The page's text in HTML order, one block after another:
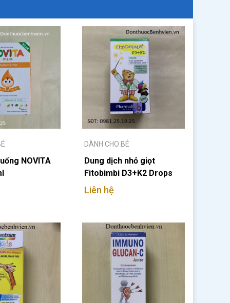
NOVITA
DÀNH CHO BÉ
Dung dịch nhỏ giọt
Fitobimbi D3+K2 Drops
30ml
Liên hệ